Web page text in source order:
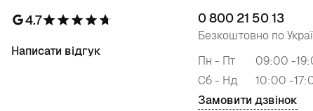
4.7
Написати відгук
0 800 21 50 13
Безкоштовно по
Пн - Пт
09:00 -
Сб - Нд
10:00 -
Замовити дзвінок